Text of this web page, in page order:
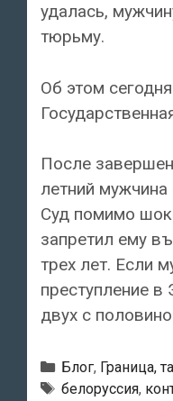
удалась,
тюрьму.
Об этом
После
летний
Суд помимо
запретил ему
трех лет. Если
преступление в
двух с
Рубрики
Блог, Граница,
Метки
белоруссия,